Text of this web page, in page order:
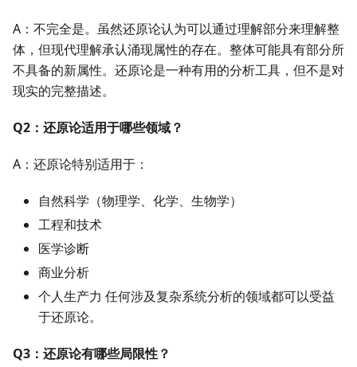
A：不完全是。虽然还原论认为可以通过理解部分来理解整
体，但现代理解承认涌现属性的存在。整体可能具有部分所
不具备的新属性。还原论是一种有用的分析工具，但不是对
现实的完整描述。
Q2：还原论适用于哪些领域？
A：还原论特别适用于：
自然科学（物理学、化学、生物学）
工程和技术
医学诊断
商业分析
个人生产力 任何涉及复杂系统分析的领域都可以受益
于还原论。
Q3：还原论有哪些局限性？